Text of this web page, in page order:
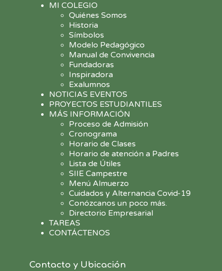
MI COLEGIO
Quiénes Somos
Historia
Símbolos
Modelo Pedagógico
Manual de Convivencia
Fundadoras
Inspiradora
Exalumnos
NOTICIAS EVENTOS
PROYECTOS ESTUDIANTILES
MÁS INFORMACIÓN
Proceso de Admisión
Cronograma
Horario de Clases
Horario de atención a Padres
Lista de Útiles
SIIE Campestre
Menú Almuerzo
Cuidados y Alternancia Covid-19
Conózcanos un poco más.
Directorio Empresarial
TAREAS
CONTÁCTENOS
Contacto y Ubicación